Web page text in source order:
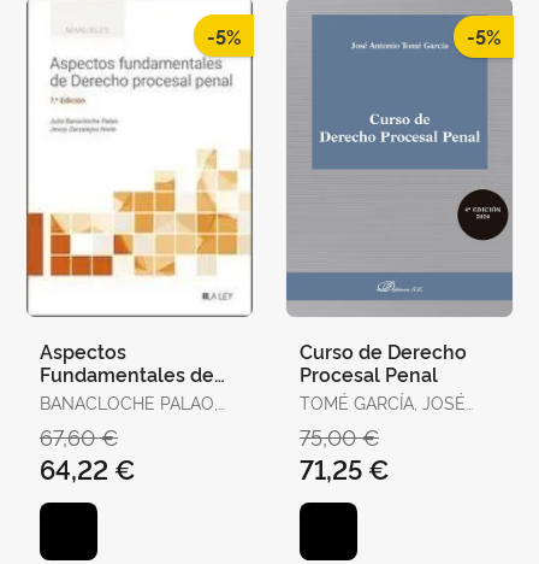
-5%
Aspectos
Fundamentales de
Derecho Procesal
BANACLOCHE PALAO,
JESÚS
67,60 €
64,22 €
-5%
Curso de Derecho
Procesal Penal
TOMÉ GARCÍA, JOSÉ
75,00 €
71,25 €